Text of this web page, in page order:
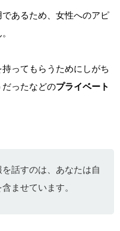
あるため、女性へのアピ
ってもらうためにしがち
ったなどのプライベート
話すのは、あなたは自
ませています。